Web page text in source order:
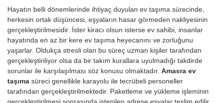
Hayatın belli dönemlerinde ihtiyaç duyulan ev taşıma sürecinde,
herkesin ortak düşüncesi, eşyaların hasar görmeden nakliyesinin
gerçekleştirilmesidir. İster kiracı olsun isterse ev sahibi, insanlar
hayatında en az bir kere ev taşıma heyecanını ve zorluğunu
yaşarlar. Oldukça stresli olan bu süreç uzman kişiler tarafından
gerçekleştiriliyor olsa da bir takım kurallara uyulmadığı takdirde
sorunlar ile karşılaşılması söz konusu olmaktadır. Amasra ev
taşıma süreci genellikle karayolu ile tecrübeli personeller
tarafından gerçekleştirilmektedir. Paketleme ve yükleme işleminin
gerçekleştirilmesi sonrasında istenilen adrese eşyalar teslim edilir.